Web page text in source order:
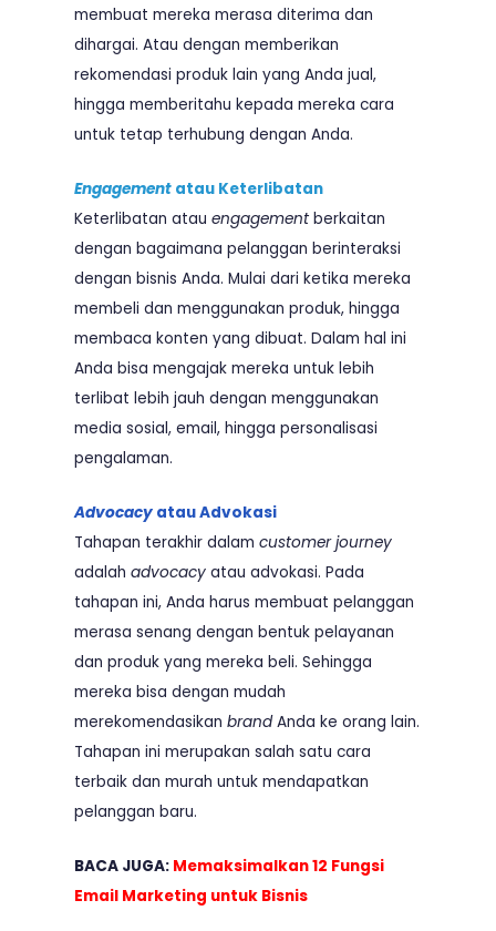
membuat mereka merasa diterima dan
dihargai. Atau dengan memberikan
rekomendasi produk lain yang Anda jual,
hingga memberitahu kepada mereka cara
untuk tetap terhubung dengan Anda.
Engagement atau Keterlibatan
Keterlibatan atau engagement berkaitan
dengan bagaimana pelanggan berinteraksi
dengan bisnis Anda. Mulai dari ketika mereka
membeli dan menggunakan produk, hingga
membaca konten yang dibuat. Dalam hal ini
Anda bisa mengajak mereka untuk lebih
terlibat lebih jauh dengan menggunakan
media sosial, email, hingga personalisasi
pengalaman.
Advocacy atau Advokasi
Tahapan terakhir dalam customer journey
adalah advocacy atau advokasi. Pada
tahapan ini, Anda harus membuat pelanggan
merasa senang dengan bentuk pelayanan
dan produk yang mereka beli. Sehingga
mereka bisa dengan mudah
merekomendasikan brandAnda ke orang lain.
Tahapan ini merupakan salah satu cara
terbaik dan murah untuk mendapatkan
pelanggan baru.
BACA JUGA: Memaksimalkan 12 Fungsi
Email Marketing untuk Bisnis